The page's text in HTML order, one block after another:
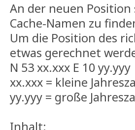
An der neuen
Cache-Namen zu
Um die Position des
etwas gerechnet
N 53 xx.xxx E 10 yy.yyy
xx.xxx = kleine
yy.yyy = große
Inhalt: